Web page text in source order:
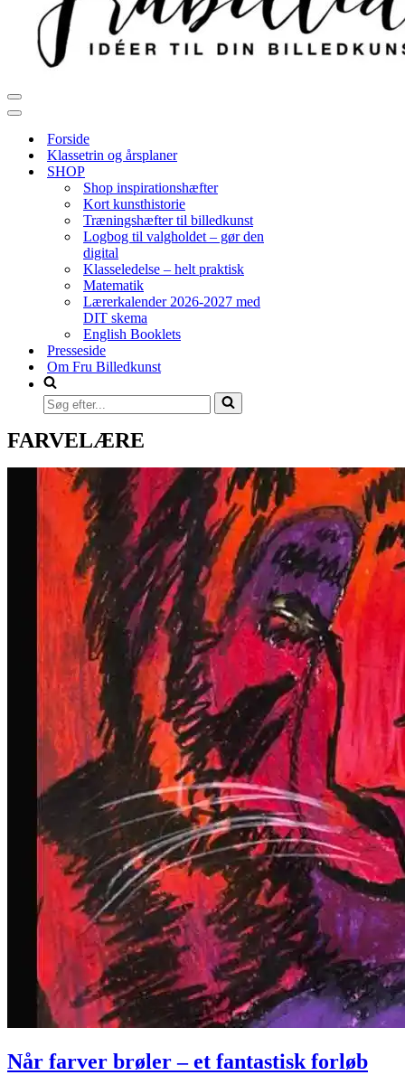
Navigation
menu
Navigation
Forside
Klassetrin og årsplaner
SHOP
Shop inspirationshæfter
Kort kunsthistorie
Træningshæfter til billedkunst
Logbog til valgholdet – gør den
digital
Klasseledelse – helt praktisk
Matematik
Lærerkalender 2026-2027 med
DIT skema
English Booklets
Presseside
Om Fru Billedkunst
Søg
efter...
FARVELÆRE
Når farver brøler – et fantastisk forløb